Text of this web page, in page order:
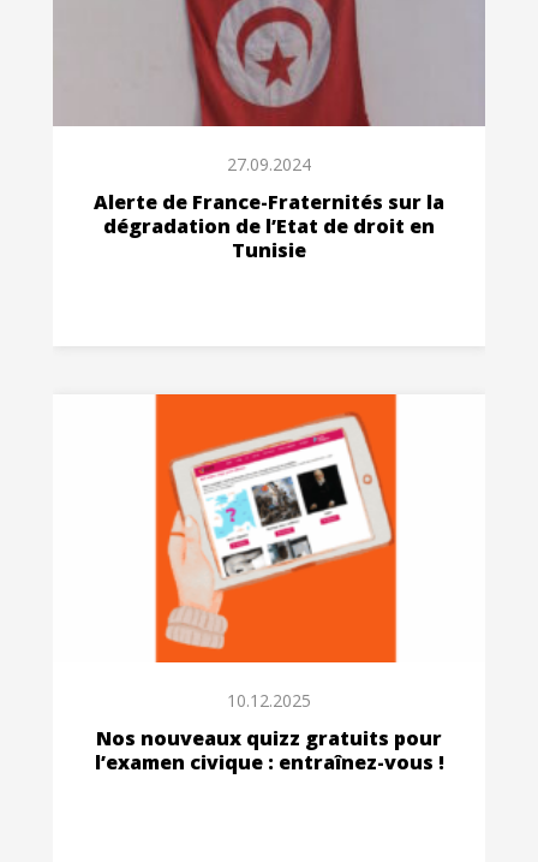
27.09.2024
Alerte de France-Fraternités sur la
dégradation de l’Etat de droit en
Tunisie
10.12.2025
Nos nouveaux quizz gratuits pour
l’examen civique : entraînez-vous !